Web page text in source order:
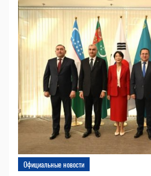
Официальные новости